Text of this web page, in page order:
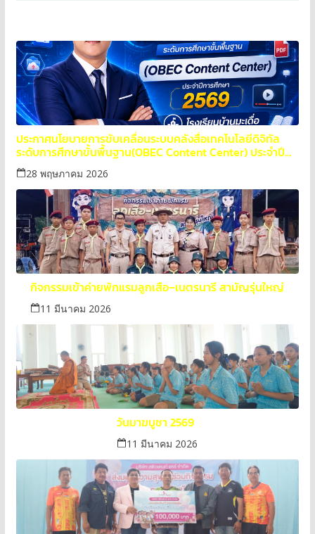
ประกาศนโยบายการขับเคลื่อนระบบคลังสื่อเทคโนโลยีดิจิทัล
ระดับการศึกษาขั้นพื้นฐาน(OBEC Content Center) ประจำปี
การศึกษา 2569
28 พฤษภาคม 2026
กิจกรรมเข้าค่ายพักแรมลูกเสือ–เนตรนารี สามัญรุ่นใหญ่
11 มีนาคม 2026
วันมาฆบูชา 2569
11 มีนาคม 2026